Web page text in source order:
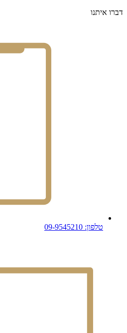
דברו איתנו
טלפון: 09-9545210